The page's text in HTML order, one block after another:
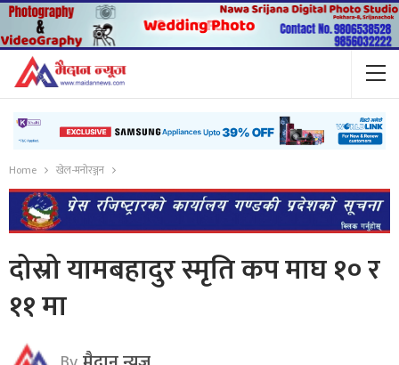
Home खेल-मनोरञ्जन
दोस्रो यामबहादुर स्मृति कप माघ १० र
११ मा